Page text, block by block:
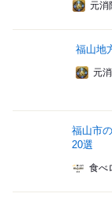
元消
福山地
元
福山市
20選
食べ